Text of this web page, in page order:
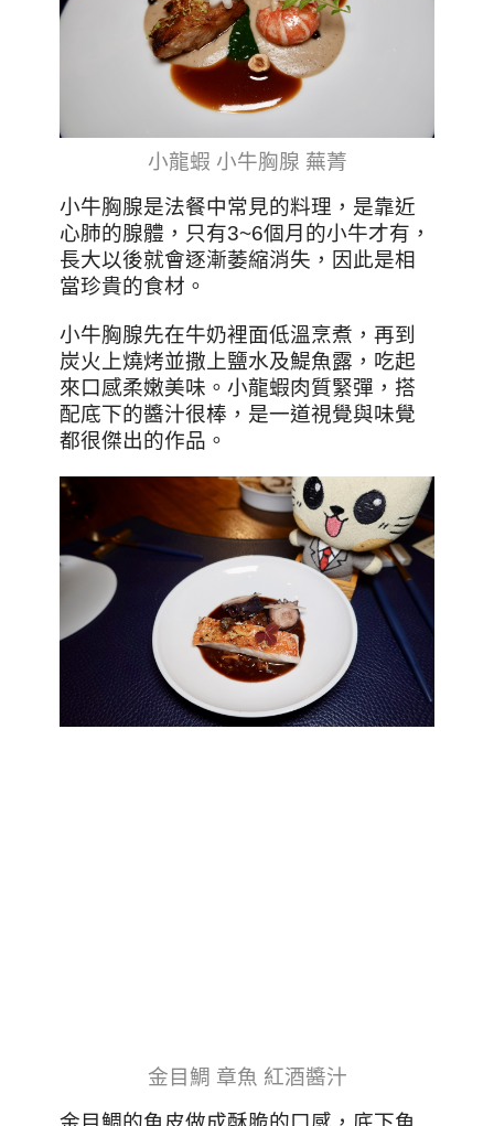
小龍蝦 小牛胸腺 蕪菁
小牛胸腺是法餐中常見的料理，是靠近
心肺的腺體，只有3~6個月的小牛才有，
長大以後就會逐漸萎縮消失，因此是相
當珍貴的食材。
小牛胸腺先在牛奶裡面低溫烹煮，再到
炭火上燒烤並撒上鹽水及鯷魚露，吃起
來口感柔嫩美味。小龍蝦肉質緊彈，搭
配底下的醬汁很棒，是一道視覺與味覺
都很傑出的作品。
金目鯛 章魚 紅酒醬汁